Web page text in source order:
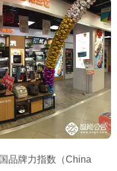
品牌力指数（China